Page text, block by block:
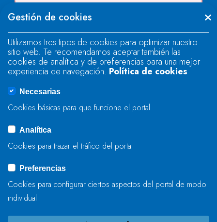
"text" field.
There was an error when loading the
"text" field.
There was an error when loading the
BIDALI
Gestión de cookies
Utilizamos tres tipos de cookies para optimizar nuestro
sitio web. Te recomendamos aceptar también las
cookies de analítica y de preferencias para una mejor
experiencia de navegación. Política de cookies
Necesarias
Cookies básicas para que funcione el portal
Analítica
Cookies para trazar el tráfico del portal
Preferencias
Cookies para configurar ciertos aspectos del portal de modo
individual